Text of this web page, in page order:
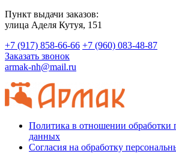
Пункт выдачи заказов:
​улица Аделя Кутуя, 151
+7 (917) 858-66-66 +7 (960) 083-48-87
Заказать звонок
armak-nh@mail.ru
Политика в отношении обработки
данных
Согласия на обработку